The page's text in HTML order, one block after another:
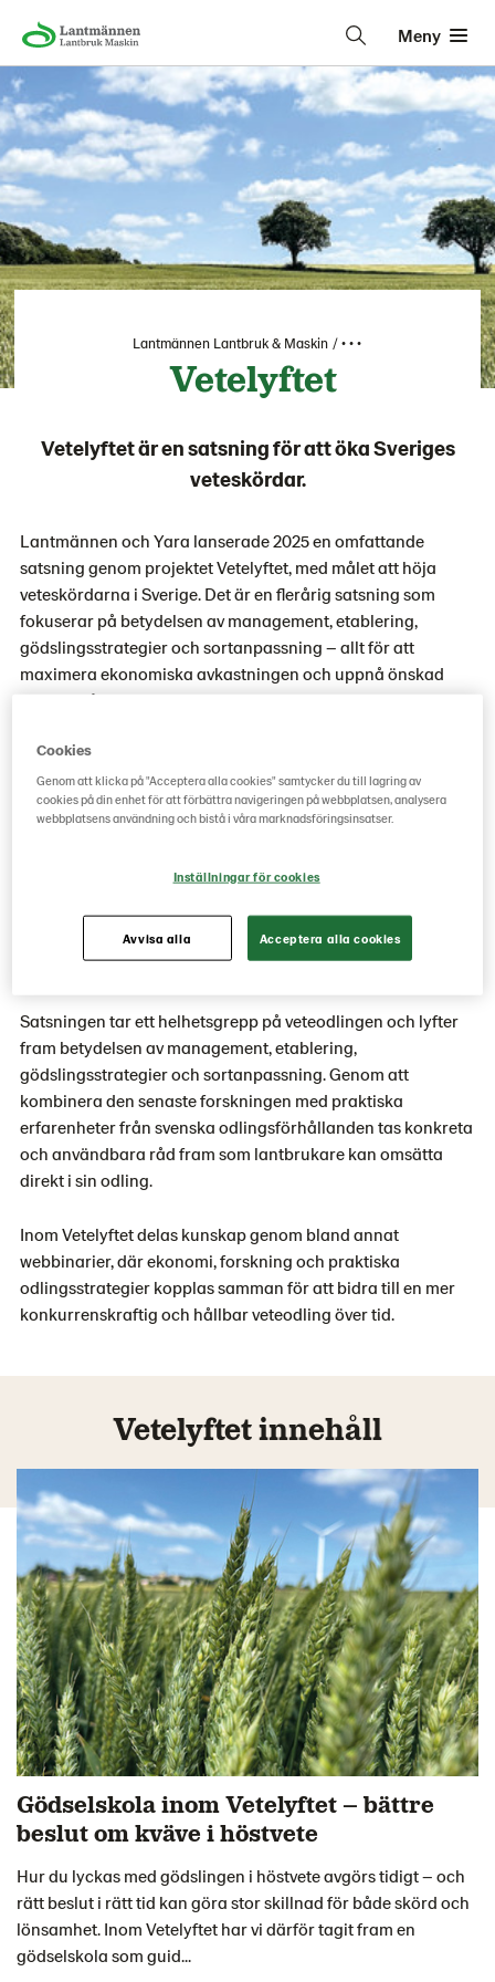
Meny
Lantmännen Lantbruk & Maskin • • •
Vetelyftet
Vetelyftet är en satsning för att öka Sveriges
veteskördar.
Lantmännen och Yara lanserade 2025 en omfattande
satsning genom projektet Vetelyftet, med målet att höja
veteskördarna i Sverige. Det är en flerårig satsning som
fokuserar på betydelsen av management, etablering,
gödslingsstrategier och sortanpassning – allt för att
maximera ekonomiska avkastningen och uppnå önskad
kvalitet på varje enskilt fält. Syftet med projektet är att
erfarenheter från de senaste årens varierande
odlingsförhållanden, för att ta fram konkreta och
användbara råd till lantbrukare.
lanserad 2025, med målet att höja veteskördarna i Sverige
och stärka lönsamheten i svensk veteodling. Fokus ligger på
att maximera både avkastning och kvalitet i höstvete genom
rätt åtgärd på rätt plats.
Satsningen tar ett helhetsgrepp på veteodlingen och lyfter
fram betydelsen av management, etablering,
gödslingsstrategier och sortanpassning. Genom att
kombinera den senaste forskningen med praktiska
erfarenheter från svenska odlingsförhållanden tas konkreta
och användbara råd fram som lantbrukare kan omsätta
direkt i sin odling.
Inom Vetelyftet delas kunskap genom bland annat
webbinarier, där ekonomi, forskning och praktiska
odlingsstrategier kopplas samman för att bidra till en mer
konkurrenskraftig och hållbar veteodling över tid.
Vetelyftet innehåll
Gödselskola inom Vetelyftet – bättre
beslut om kväve i höstvete
Hur du lyckas med gödslingen i höstvete avgörs tidigt – och
rätt beslut i rätt tid kan göra stor skillnad för både skörd och
lönsamhet. Inom Vetelyftet har vi därför tagit fram en
gödselskola som guid...
Cookies
Genom att klicka på "Acceptera alla cookies" samtycker du till lagring av
cookies på din enhet för att förbättra navigeringen på webbplatsen, analysera
webbplatsens användning och bistå i våra marknadsföringsinsatser.
Inställningar för cookies
Avvisa alla Acceptera alla cookies